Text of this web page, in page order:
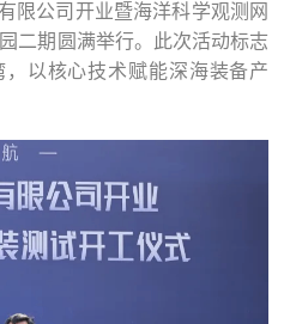
限公司开业暨海洋科学观测网
二期圆满举行。此次活动标志
以核心技术赋能深海装备产